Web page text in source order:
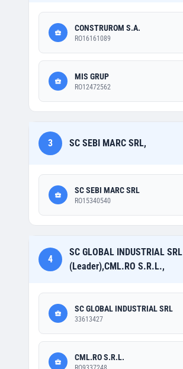
CONSTRUROM S.A.
RO16161089
MIS GRUP
RO12472562
3 SC SEBI MARC SRL,
SC SEBI MARC SRL
RO15340540
4
SC GLOBAL INDUSTRIAL SRL
(Leader),CML.RO S.R.L.,
SC GLOBAL INDUSTRIAL SRL
33613427
CML.RO S.R.L.